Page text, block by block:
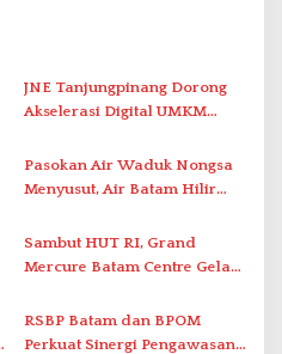
JNE Tanjungpinang Dorong
Akselerasi Digital UMKM
2026
Pasokan Air Waduk Nongsa
Menyusut, Air Batam Hilir
Antar-IPAM
Sambut HUT RI, Grand
Mercure Batam Centre Gelar
Nusantara’
RSBP Batam dan BPOM
Perkuat Sinergi Pengawasan